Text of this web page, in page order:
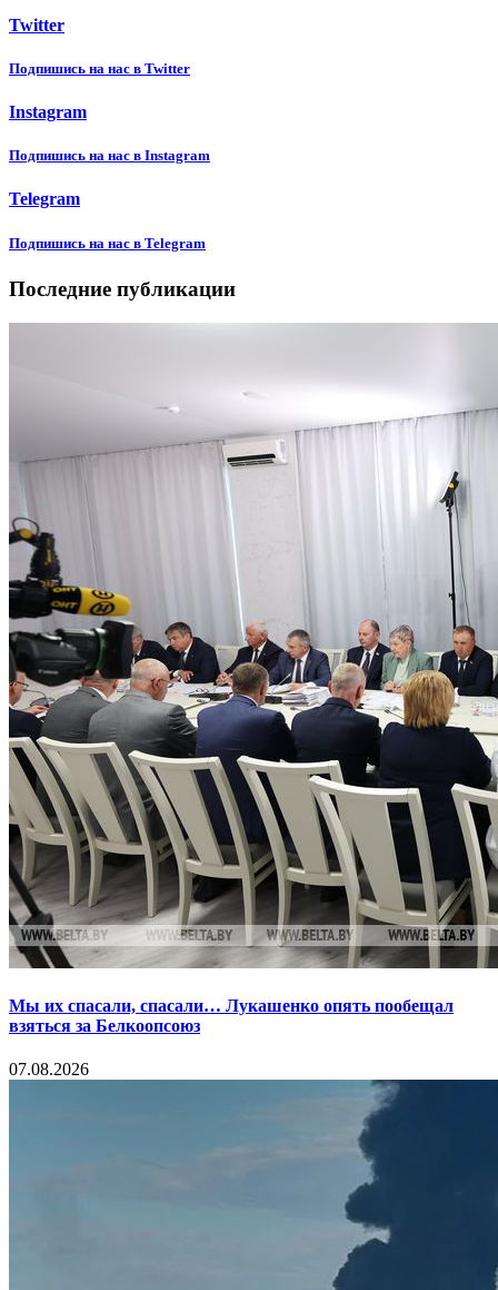
Twitter
Подпишиcь на нас в Twitter
Instagram
Подпишиcь на нас в Instagram
Telegram
Подпишиcь на нас в Telegram
Последние публикации
Мы их спасали, спасали… Лукашенко опять пообещал
взяться за Белкоопсоюз
07.08.2026